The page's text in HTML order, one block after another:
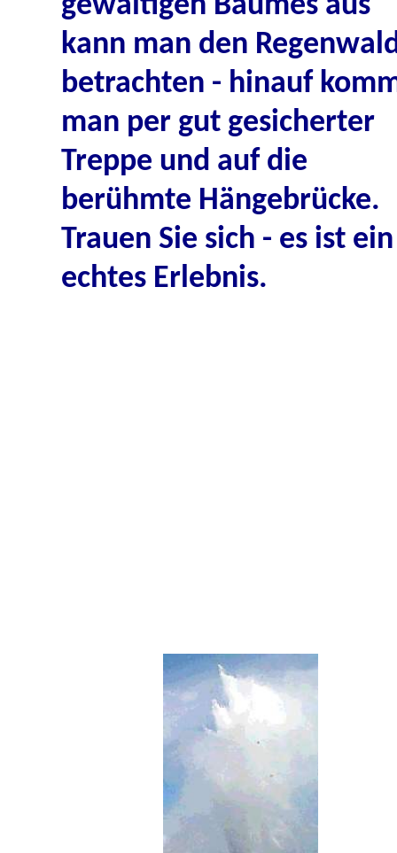
kann man den
betrachten - hinauf
man per gut gesicherter
Treppe und auf die
berühmte Hängebrücke.
Trauen Sie sich - es ist ein
echtes Erlebnis.